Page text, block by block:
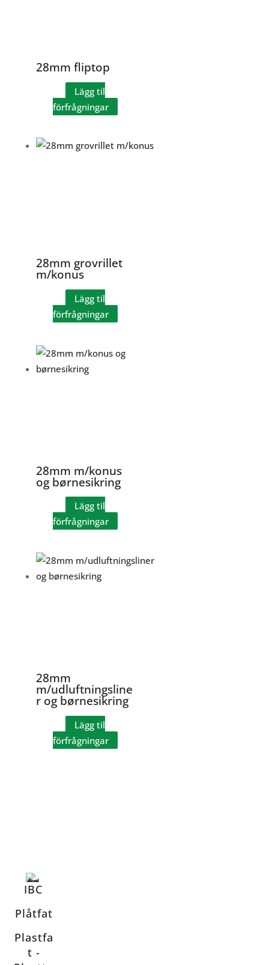
28mm fliptop
Lägg til
förfrågningar
28mm grovrillet
m/konus
Lägg til
förfrågningar
28mm m/konus
og børnesikring
Lägg til
förfrågningar
28mm
m/udluftningsline
r og børnesikring
Lägg til
förfrågningar
IBC
Plåtfat
Plastfa
t -